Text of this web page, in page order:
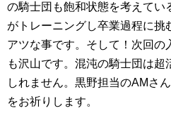
の騎士団も飽和状態を考えてい
がトレーニングし卒業過程に挑
アツな事です。そして！次回の
も沢山です。混沌の騎士団は超
しれません。黒野担当のAMさ
をお祈りします。